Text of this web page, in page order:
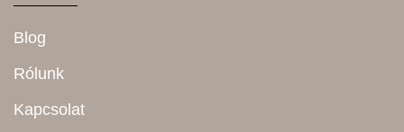
Blog
Rólunk
Kapcsolat